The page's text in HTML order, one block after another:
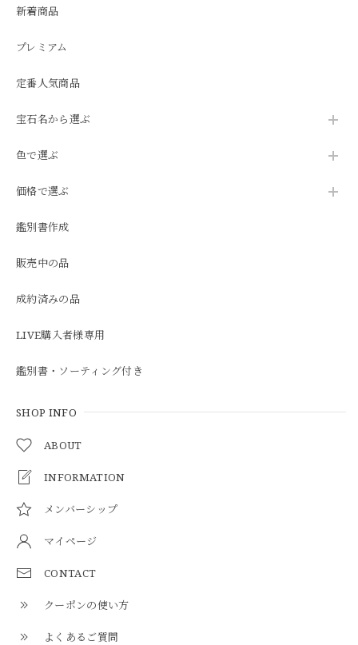
新着商品
プレミアム
定番人気商品
宝石名から選ぶ
色で選ぶ
価格で選ぶ
鑑別書作成
販売中の品
成約済みの品
LIVE購入者様専用
鑑別書・ソーティング付き
SHOP INFO
ABOUT
INFORMATION
メンバーシップ
マイページ
CONTACT
クーポンの使い方
よくあるご質問